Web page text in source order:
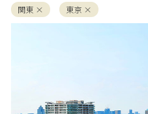
関東 × 東京 ×